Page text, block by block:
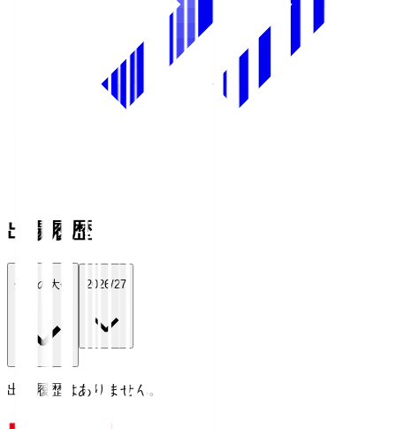
出場履歴
全ての大会 2026/27
出場履歴はありません。